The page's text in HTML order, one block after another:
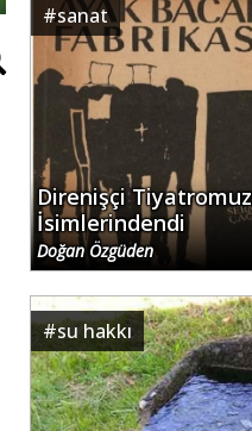
#sanat
Direnişçi
İsimlerindendi
Doğan Özgüden
#su hakkı